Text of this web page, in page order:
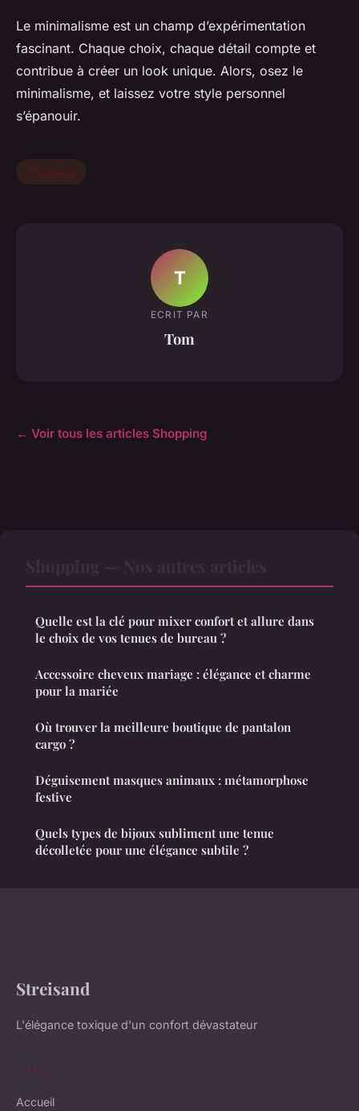
Le minimalisme est un champ d’expérimentation
fascinant. Chaque choix, chaque détail compte et
contribue à créer un look unique. Alors, osez le
minimalisme, et laissez votre style personnel
s’épanouir.
Shopping
T
ECRIT PAR
Tom
← Voir tous les articles Shopping
Quelle est la clé pour mixer confort et allure dans
le choix de vos tenues de bureau ?
Accessoire cheveux mariage : élégance et charme
pour la mariée
Où trouver la meilleure boutique de pantalon
cargo ?
Déguisement masques animaux : métamorphose
festive
Quels types de bijoux subliment une tenue
décolletée pour une élégance subtile ?
Streisand
L'élégance toxique d'un confort dévastateur
LIENS
Accueil